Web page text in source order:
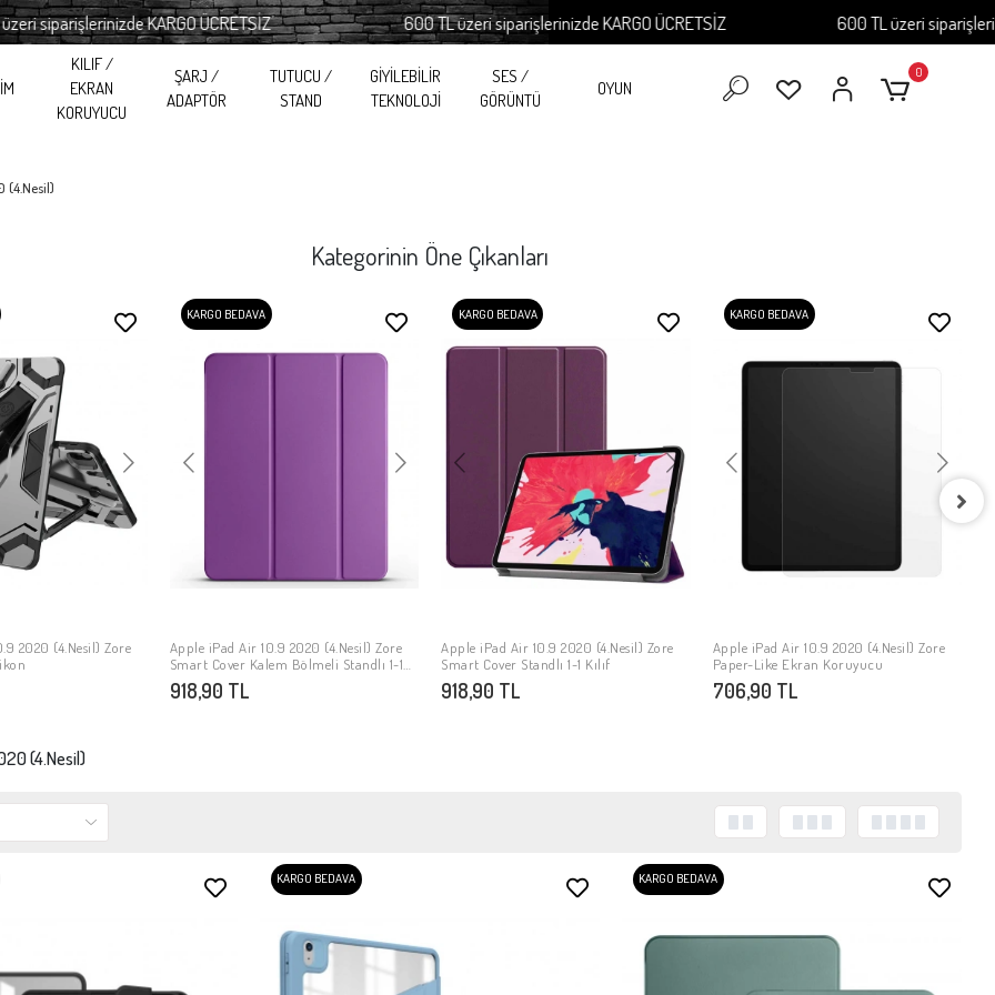
KARGO ÜCRETSİZ 600 TL üzeri siparişlerinizde KARGO ÜCRETSİZ 600 TL üzeri siparişlerinizde
KILIF /
EKRAN
KORUYUCU
ŞARJ /
ADAPTÖR
TUTUCU /
STAND
GİYİLEBİLİR
TEKNOLOJİ
SES /
GÖRÜNTÜ
OYUN
0
(4.Nesil)
Kategorinin Öne Çıkanları
EKLE
2020 (4.Nesil) Zore
KARGO BEDAVA
SEPETE EKLE
Apple iPad Air 10.9 2020 (4.Nesil) Zore
Smart Cover Kalem Bölmeli Standlı 1-1
Kılıf
918,90 TL
KARGO BEDAVA
SEPETE EKLE
Apple iPad Air 10.9 2020 (4.Nesil) Zore
Smart Cover Standlı 1-1 Kılıf
918,90 TL
KARGO BEDAVA
SEPETE EKLE
Apple iPad Air 10.9 2020 (4.Nesil) Zore
Paper-Like Ekran Koruyucu
706,90 TL
(4.Nesil)
KARGO BEDAVA KARGO BEDAVA